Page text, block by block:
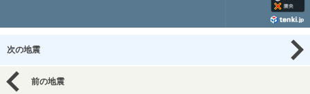
次の地震
前の地震